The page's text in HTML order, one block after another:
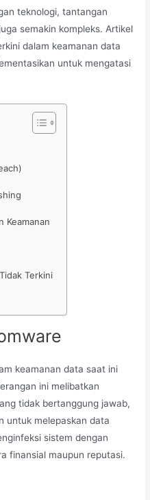
teknologi, tantangan
semakin kompleks. Artikel
dalam keamanan data
untuk mengatasi
Keamanan
Terkini
keamanan data saat ini
ini melibatkan
tidak bertanggung jawab,
untuk melepaskan data
sistem dengan
finansial maupun reputasi.